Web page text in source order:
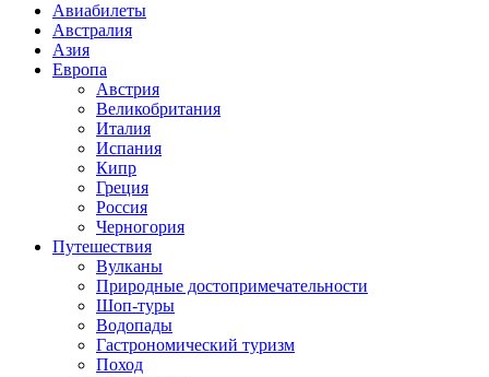
Авиабилеты
Австралия
Азия
Европа
Австрия
Великобритания
Италия
Испания
Кипр
Греция
Россия
Черногория
Путешествия
Вулканы
Природные достопримечательности
Шоп-туры
Водопады
Гастрономический туризм
Поход